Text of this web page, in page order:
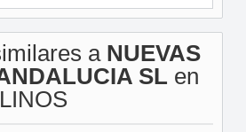
a NUEVAS
SL en